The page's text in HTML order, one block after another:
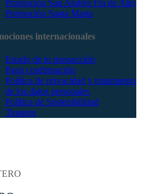
Promoción San Andrés Fin de Año
Promoción Santa Marta
internacionales
Estado de tu transacción
Pago confirmación
Política de privacidad y tratamiento
de los datos personales
Política de Sostenibilidad
Tiquetes